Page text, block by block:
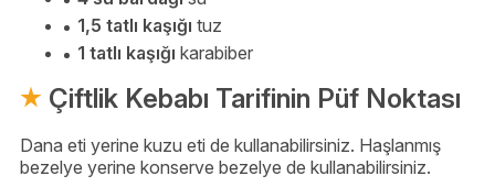
1,5 tatlı kaşığı tuz
1 tatlı kaşığı karabiber
Çiftlik Kebabı Tarifinin Püf Noktası
Dana eti yerine kuzu eti de kullanabilirsiniz. Haşlanmış
bezelye yerine konserve bezelye de kullanabilirsiniz.